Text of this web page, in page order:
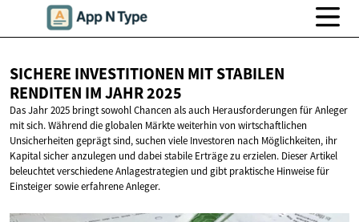
SICHERE INVESTITIONEN MIT STABILEN
RENDITEN IMJAHR 2025
Das Jahr 2025 bringt sowohl Chancen als auch Herausforderungen für Anleger
mit sich. Während die globalen Märkte weiterhin von wirtschaftlichen
Unsicherheiten geprägt sind, suchen viele Investoren nach Möglichkeiten, ihr
Kapital sicher anzulegen und dabei stabile Erträge zu erzielen. Dieser Artikel
beleuchtet verschiedene Anlagestrategien und gibt praktische Hinweise für
Einsteiger sowie erfahrene Anleger.